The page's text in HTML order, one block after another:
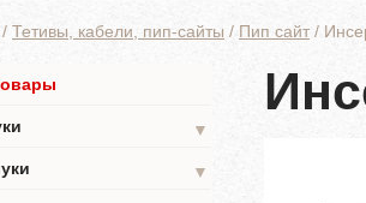
/ Тетивы, кабели, пип-сайты / Пип сайт /
▼
▼